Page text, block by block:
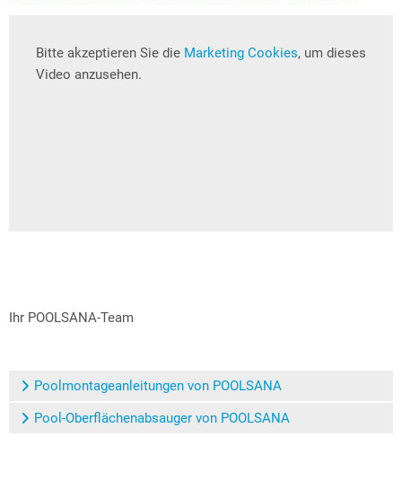
Bitte akzeptieren Sie die Marketing Cookies, um dieses
Video anzusehen.
Ihr POOLSANA-Team
Poolmontageanleitungen von POOLSANA
Pool-Oberflächenabsauger von POOLSANA